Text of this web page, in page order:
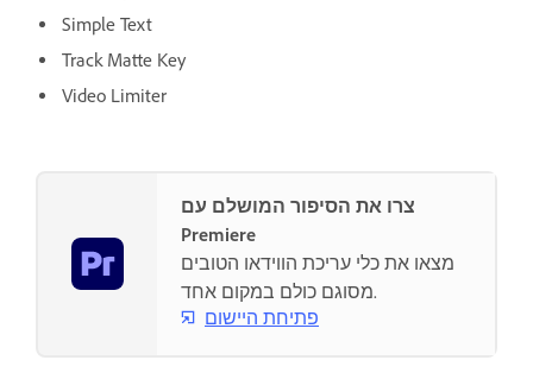
Simple Text
Track Matte Key
Video Limiter
צרו את הסיפור המושלם עם
Premiere
מצאו את כלי עריכת הווידאו הטובים
מסוגם כולם במקום אחד.
פתיחת היישום